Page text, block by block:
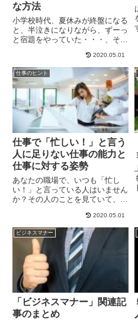
な方法
小学校時代、夏休みが終盤になる
と、半泣きになりながら、ずーっ
と宿題をやっていた・・・、そん
2020.05.01
仕事のヒント
仕事で「忙しい！」と言う
人に足りない仕事の能力と
仕事に対する姿勢
あなたの職場で、いつも「忙し
い！」と言っている人はいません
か？その人のことを見ていて、あ
2020.05.01
ビジネスマナー
「ビジネスマナー」関連記
事のまとめ